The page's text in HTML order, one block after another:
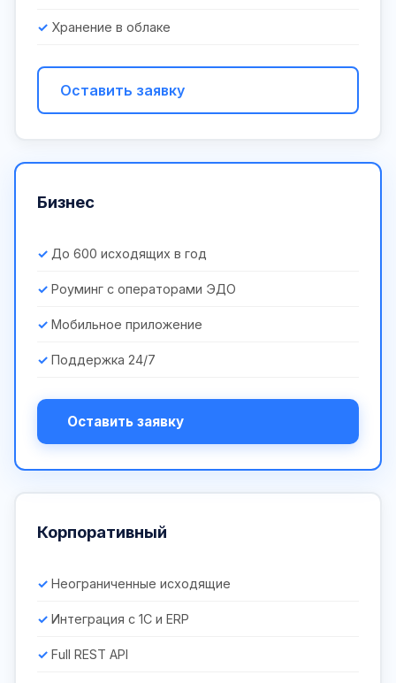
Хранение в облаке
Оставить заявку
Бизнес
До 600 исходящих в год
Роуминг с операторами ЭДО
Мобильное приложение
Поддержка 24/7
Оставить заявку
Корпоративный
Неограниченные исходящие
Интеграция с 1С и ERP
Full REST API